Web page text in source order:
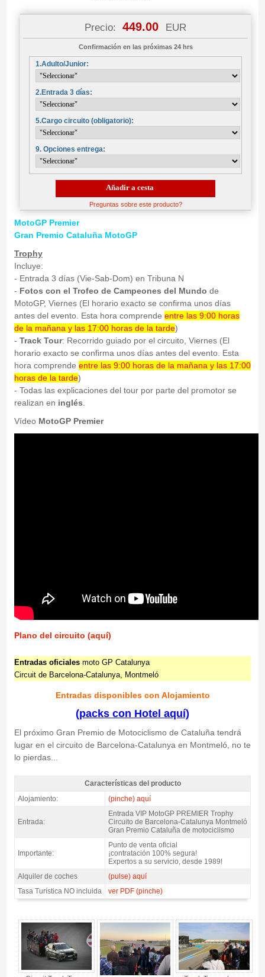
Precio: 449.00 EUR
Confirmación en las próximas 24 hrs
1.Adulto/Junior:
2.Entrada 3 días:
5.Cargo circuito (obligatorio):
9. Opciones entrega:
Preguntas sobre este producto?
MotoGP Premier
Gran Premio Cataluña MotoGP
Trophy
Incluye:
- Entrada 3 días (Vie-Sab-Dom) en Tribuna N
- Fotos con el Trofeo de Campeones del Mundo de
MotoGP, Viernes (El horario exacto se confirma unos días
antes del evento. Esta hora comprende entre las 9:00 horas
de la mañana y las 17:00 horas de la tarde)
- Track Tour: Recorrido guiado por el circuito, Viernes (El
horario exacto se confirma unos días antes del evento. Esta
hora comprende entre las 9:00 horas de la mañana y las 17:00
horas de la tarde)
- Todas las explicaciones del tour por parte del promotor se
realizan en inglés
Vídeo MotoGP Premier
Plano del circuito (aquí)
Entradas oficiales moto GP Catalunya
Circuit de Barcelona-Catalunya, Montmeló
Entradas disponibles con Alojamiento
(packs con Hotel aquí)
El próximo Gran Premio de Motociclismo de Cataluña tendrá
lugar en el circuito de Barcelona-Catalunya en Montmeló, no te
lo pierdas...
MotoGP Premier Trophy GP Catalunya 2027 - Características del producto
Características del producto
Alojamiento:
(pinche) aquí
Entrada:
Entrada VIP MotoGP PREMIER Trophy
Circuito de Barcelona-Catalunya Montmeló
Gran Premio Cataluña de motociclismo
Importante:
Punto de venta oficial
¡contratación 100% segura!
Expertos a su servicio, desde 1989!
Alquiler de coches
(pulse) aquí
Tasa Turística NO incluida
ver PDF (pinche)